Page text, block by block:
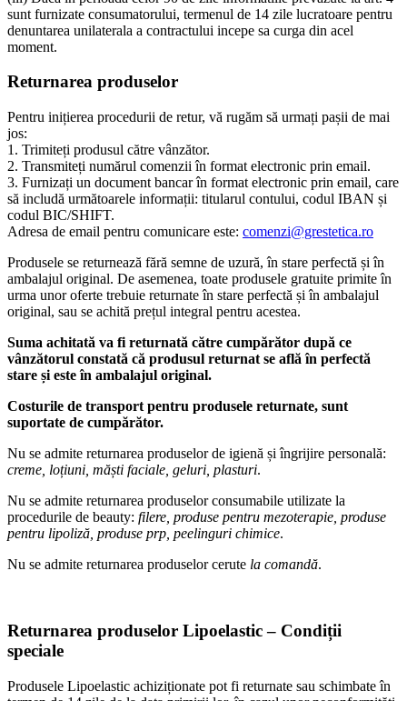
sunt furnizate consumatorului, termenul de 14 zile lucratoare pentru
denuntarea unilaterala a contractului incepe sa curga din acel
moment.
Returnarea produselor
Pentru inițierea procedurii de retur, vă rugăm să urmați pașii de mai
jos:
1. Trimiteți produsul către vânzător.
2. Transmiteți numărul comenzii în format electronic prin email.
3. Furnizați un document bancar în format electronic prin email, care
să includă următoarele informații: titularul contului, codul IBAN și
codul BIC/SHIFT.
Adresa de email pentru comunicare este: comenzi@grestetica.ro
Produsele se returnează fără semne de uzură, în stare perfectă și în
ambalajul original. De asemenea, toate produsele gratuite primite în
urma unor oferte trebuie returnate în stare perfectă și în ambalajul
original, sau se achită prețul integral pentru acestea.
Suma achitată va fi returnată către cumpărător după ce
vânzătorul constată că produsul returnat se află în perfectă
stare și este în ambalajul original.
Costurile de transport pentru produsele returnate, sunt
suportate de cumpărător.
Nu se admite returnarea produselor de igienă și îngrijire personală:
creme, loțiuni, măști faciale, geluri, plasturi.
Nu se admite returnarea produselor consumabile utilizate la
procedurile de beauty: filere, produse pentru mezoterapie, produse
pentru lipoliză, produse prp, peelinguri chimice.
Nu se admite returnarea produselor cerute la comandă.
Returnarea produselor Lipoelastic – Condiții
speciale
Produsele Lipoelastic achiziționate pot fi returnate sau schimbate în